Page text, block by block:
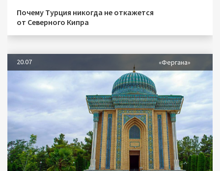
Почему Турция никогда не откажется
от Северного Кипра
20.07 «Фергана»